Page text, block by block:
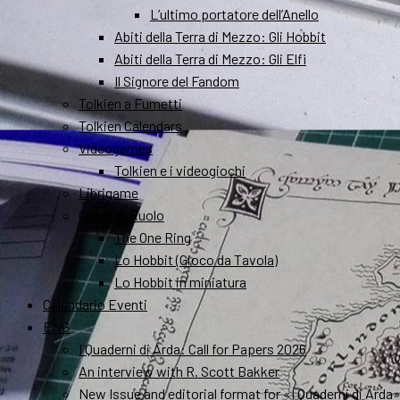
L’ultimo portatore dell’Anello
Abiti della Terra di Mezzo: Gli Hobbit
Abiti della Terra di Mezzo: Gli Elfi
Il Signore del Fandom
Tolkien a Fumetti
Tolkien Calendars
Videogames
Tolkien e i videogiochi
Librigame
Gioco di Ruolo
The One Ring
Lo Hobbit (Gioco da Tavola)
Lo Hobbit in miniatura
Calendario Eventi
ENG
I Quaderni di Arda: Call for Papers 2026
An interview with R. Scott Bakker
New Issue and editorial format for «I Quaderni di Arda»